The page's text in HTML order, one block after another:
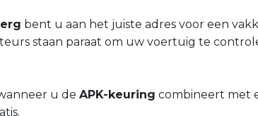
bent u aan het juiste adres voor een
staan paraat om uw voertuig te
u de APK-keuring combineert met